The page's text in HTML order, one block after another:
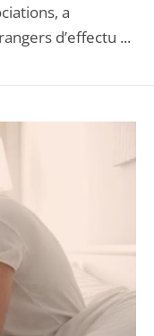
a
d’effectu ...